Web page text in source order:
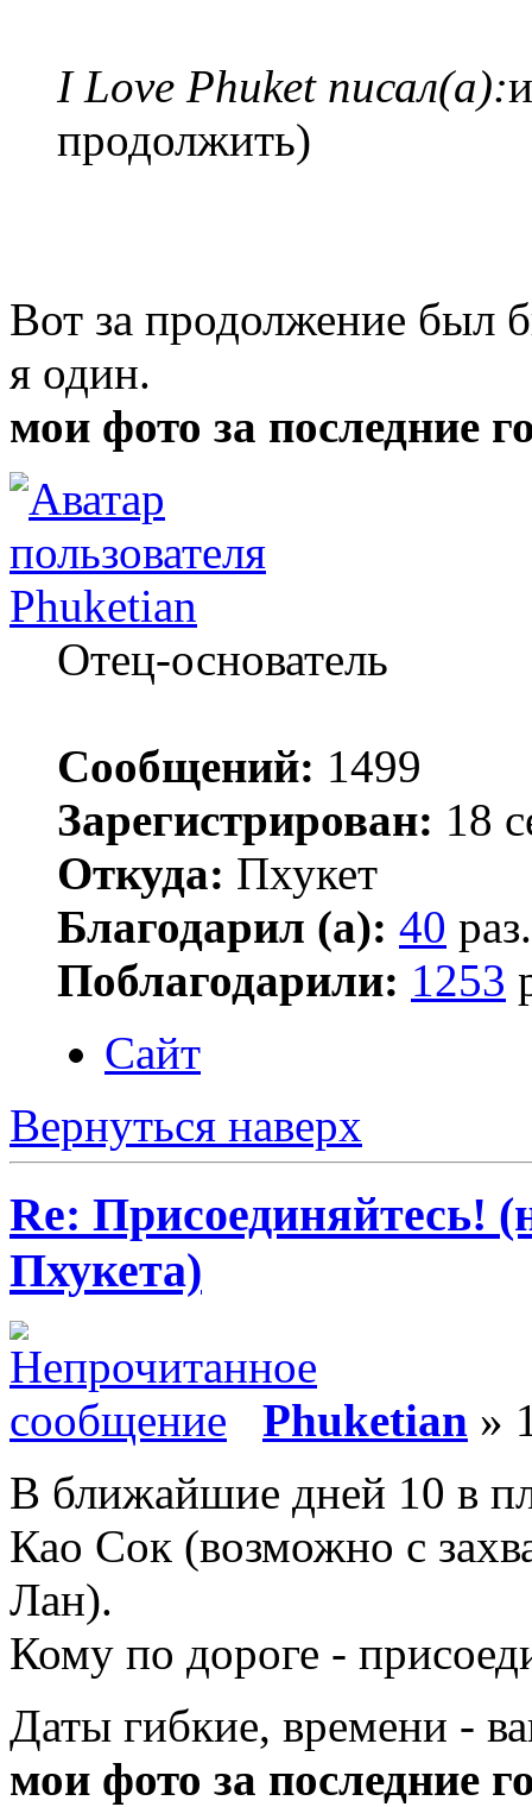
I Love Phuket писал(а):
продолжить)
Вот за продолжение был
я один.
мои фото за последние
Phuketian
Отец-основатель
Сообщений: 1499
Зарегистрирован: 18
Откуда: Пхукет
Благодарил (а): 40 раз.
Поблагодарили: 1253
Сайт
Вернуться наверх
Re: Присоединяйтесь!
Пхукета)
Phuketian »
В ближайшие дней 10 в
Као Сок (возможно с
Лан).
Кому по дороге -
Даты гибкие, времени -
мои фото за последние